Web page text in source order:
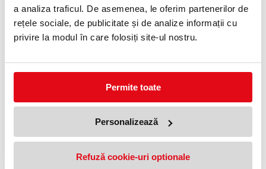
a analiza traficul. De asemenea, le oferim partenerilor de
rețele sociale, de publicitate și de analize informații cu
privire la modul în care folosiți site-ul nostru.
Permite toate
Personalizează
Refuză cookie-uri optionale
Alegeți Sano Poliwix pentru a păstra parchetul și suprafețele din
lemn într-o stare impecabilă, oferindu-le un aspect elegant și
protejat!